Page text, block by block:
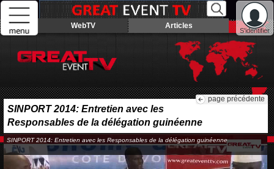
S'identifier
WebTV Articles
page précédente
SINPORT 2014: Entretien avec les
Responsables de la délégation guinéenne
SINPORT 2014: Entretien avec les Responsables de la délégation guinéenne